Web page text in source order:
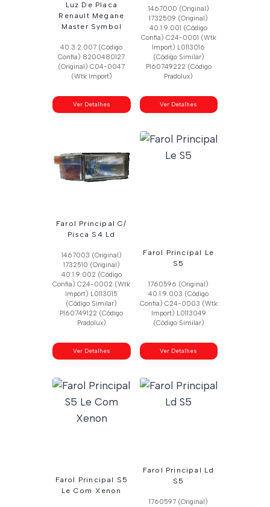
Luz De Placa
Renault Megane
Master Symbol
40.3.2.007 (Código
Confia) 8200480127
(Original) C04-0047
(Wtk Import)
Ver Detalhes
1467000 (Original)
1732509 (Original)
40.1.9.001 (Código
Confia) C24-0001 (Wtk
Import) L0113016
(Código Similar)
Pl60749222 (Código
Pradolux)
Ver Detalhes
Farol Principal C/
Pisca S4 Ld
1467003 (Original)
1732510 (Original)
40.1.9.002 (Código
Confia) C24-0002 (Wtk
Import) L0113015
(Código Similar)
Pl60749122 (Código
Pradolux)
Ver Detalhes
Farol Principal Le
S5
1760596 (Original)
40.1.9.003 (Código
Confia) C24-0003 (Wtk
Import) L0113049
(Código Similar)
Ver Detalhes
Farol Principal S5
Le Com Xenon
Farol Principal Ld
S5
1760597 (Original)